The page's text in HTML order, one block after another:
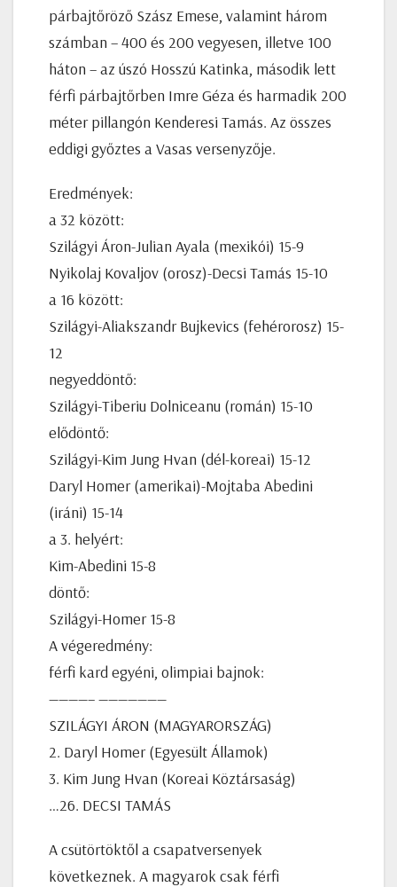
párbajtőröző Szász Emese, valamint három
számban – 400 és 200 vegyesen, illetve 100
háton – az úszó Hosszú Katinka, második lett
férfi párbajtőrben Imre Géza és harmadik 200
méter pillangón Kenderesi Tamás. Az összes
eddigi győztes a Vasas versenyzője.
Eredmények:
a 32 között:
Szilágyi Áron-Julian Ayala (mexikói) 15-9
Nyikolaj Kovaljov (orosz)-Decsi Tamás 15-10
a 16 között:
Szilágyi-Aliakszandr Bujkevics (fehérorosz) 15-
12
negyeddöntő:
Szilágyi-Tiberiu Dolniceanu (román) 15-10
elődöntő:
Szilágyi-Kim Jung Hvan (dél-koreai) 15-12
Daryl Homer (amerikai)-Mojtaba Abedini
(iráni) 15-14
a 3. helyért:
Kim-Abedini 15-8
döntő:
Szilágyi-Homer 15-8
A végeredmény:
férfi kard egyéni, olimpiai bajnok:
————– ———————
SZILÁGYI ÁRON (MAGYARORSZÁG)
2. Daryl Homer (Egyesült Államok)
3. Kim Jung Hvan (Koreai Köztársaság)
…26. DECSI TAMÁS
A csütörtöktől a csapatversenyek
következnek. A magyarok csak férfi